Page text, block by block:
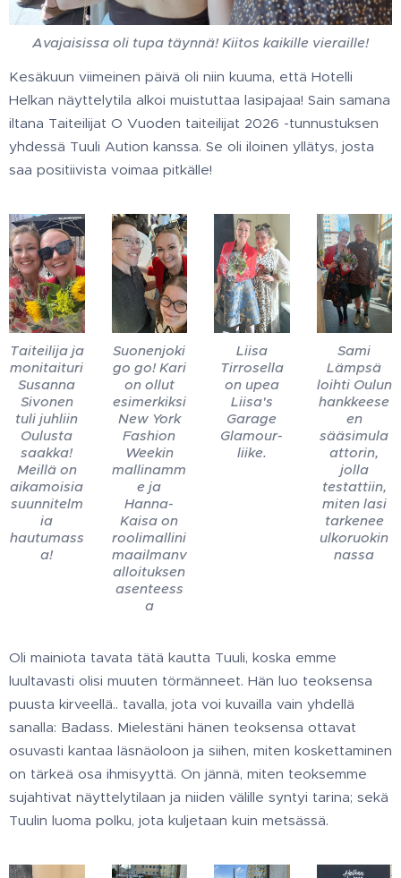
Avajaisissa oli tupa täynnä! Kiitos kaikille vieraille!
Kesäkuun viimeinen päivä oli niin kuuma, että Hotelli
Helkan näyttelytila alkoi muistuttaa lasipajaa! Sain samana
iltana Taiteilijat O Vuoden taiteilijat 2026 -tunnustuksen
yhdessä Tuuli Aution kanssa. Se oli iloinen yllätys, josta
saa positiivista voimaa pitkälle!
Taiteilija ja
monitaituri
Susanna
Sivonen
tuli juhliin
Oulusta
saakka!
Meillä on
aikamoisia
suunnitelm
ia
hautumass
a!
Suonenjoki
go go! Kari
on ollut
esimerkiksi
New York
Fashion
Weekin
mallinamm
e ja
Hanna-
Kaisa on
roolimallini
maailmanv
alloituksen
asenteess
a
Liisa
Tirrosella
on upea
Liisa's
Garage
Glamour-
liike.
Sami
Lämpsä
loihti Oulun
hankkeese
en
sääsimula
attorin,
jolla
testattiin,
miten lasi
tarkenee
ulkoruokin
nassa
Oli mainiota tavata tätä kautta Tuuli, koska emme
luultavasti olisi muuten törmänneet. Hän luo teoksensa
puusta kirveellä.. tavalla, jota voi kuvailla vain yhdellä
sanalla: Badass. Mielestäni hänen teoksensa ottavat
osuvasti kantaa läsnäoloon ja siihen, miten koskettaminen
on tärkeä osa ihmisyyttä. On jännä, miten teoksemme
sujahtivat näyttelytilaan ja niiden välille syntyi tarina; sekä
Tuulin luoma polku, jota kuljetaan kuin metsässä.